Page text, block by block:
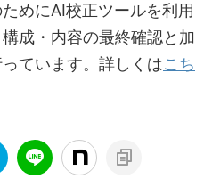
めにAI校正ツールを利用
成・内容の最終確認と加
ています。詳しくはこち